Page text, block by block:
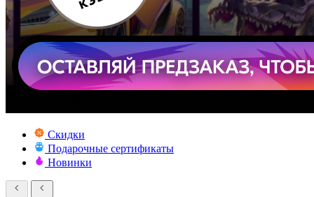
Скидки
Подарочные сертификаты
Новинки